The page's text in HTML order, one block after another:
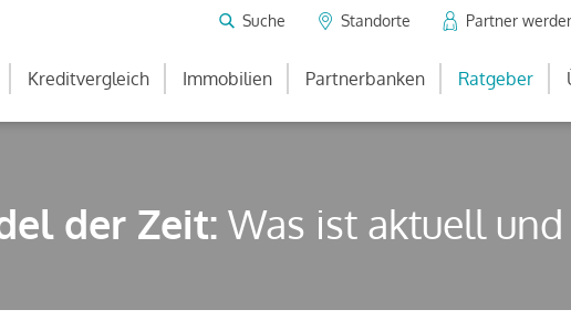
Suche Standorte Partner
Kreditvergleich Immobilien Partnerbanken Ratgeber
der Zeit: Was ist aktuell